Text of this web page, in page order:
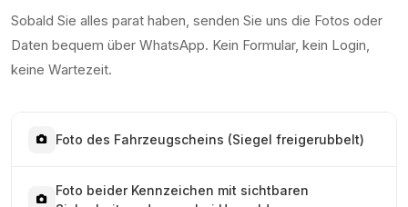
Sobald Sie alles parat haben, senden Sie uns die Fotos oder
Daten bequem über WhatsApp. Kein Formular, kein Login,
keine Wartezeit.
Foto des Fahrzeugscheins (Siegel freigerubbelt)
Foto beider Kennzeichen mit sichtbaren